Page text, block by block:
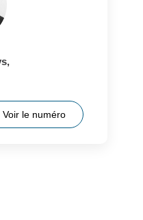
,
Voir le numéro